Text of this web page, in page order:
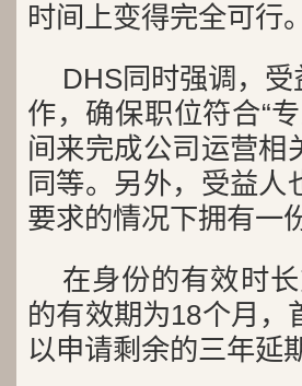
时间上变得完全可行。
DHS同时强调，
作，确保职位符合“
间来完成公司运营相
同等。另外，受益
要求的情况下拥有一
在身份的有效时
的有效期为18个月，
以申请剩余的三年延